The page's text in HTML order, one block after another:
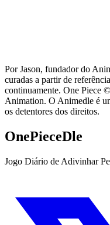
Por Jason, fundador do
curadas a partir de
continuamente. One Piece
Animation. O Animedle é
os detentores dos direitos.
OnePieceDle
Jogo Diário de Adivinhar